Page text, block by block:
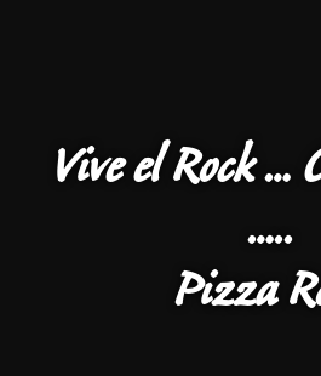
Vive el Rock …
…..
Pizza